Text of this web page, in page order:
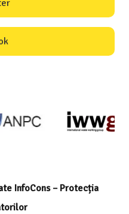
InfoCons – Protecția